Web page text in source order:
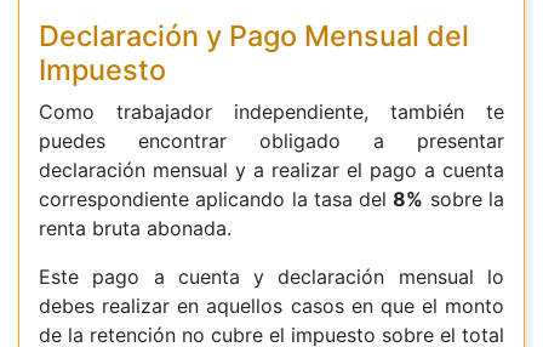
Declaración y Pago Mensual del
Impuesto
Como trabajador independiente, también te
puedes encontrar obligado a presentar
declaración mensual y a realizar el pago a cuenta
correspondiente aplicando la tasa del8% sobre la
renta bruta abonada.
Este pago a cuenta y declaración mensual lo
debes realizar en aquellos casos en que el monto
de la retención no cubre el impuesto sobre el total